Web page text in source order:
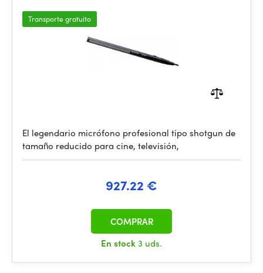
Transporte gratuito
El legendario micrófono profesional tipo shotgun de
tamaño reducido para cine, televisión,
927.22 €
En stock3 uds.
COMPRAR